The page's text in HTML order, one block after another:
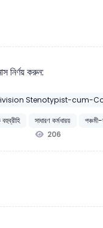
নির্ণয় করুন:
Stenotypist-cum-
সাধারণ কর্মধারয়
206